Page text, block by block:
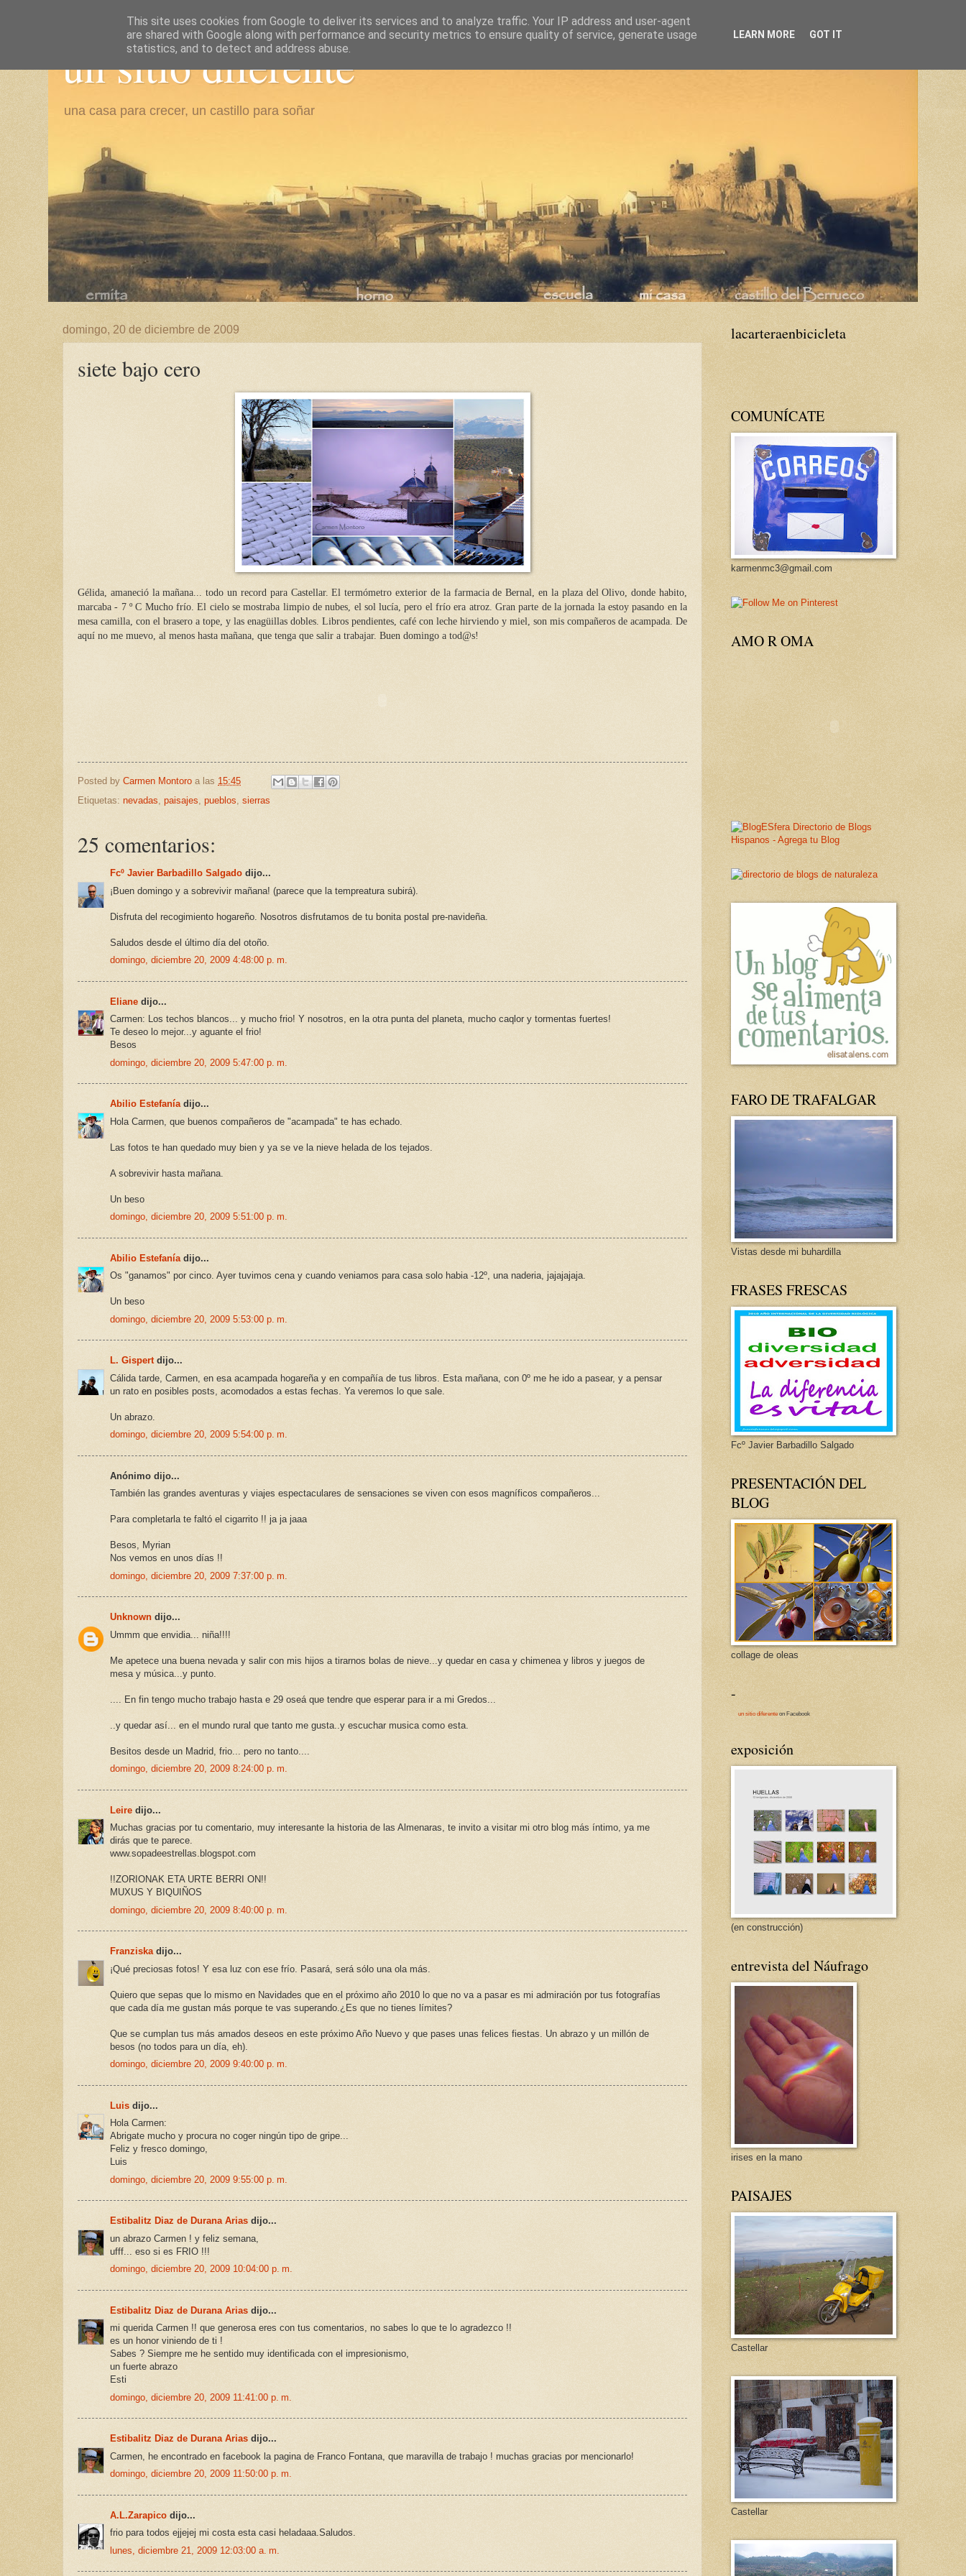
un sitio diferente
una casa para crecer, un castillo para soñar
domingo, 20 de diciembre de 2009
siete bajo cero
Gélida, amaneció la mañana... todo un record para Castellar. El termómetro exterior de la farmacia de Bernal, en la plaza del Olivo, donde habito,
marcaba - 7 º C Mucho frío. El cielo se mostraba limpio de nubes, el sol lucía, pero el frío era atroz. Gran parte de la jornada la estoy pasando en la
mesa camilla, con el brasero a tope, y las enagüillas dobles. Libros pendientes, café con leche hirviendo y miel, son mis compañeros de acampada. De
aquí no me muevo, al menos hasta mañana, que tenga que salir a trabajar. Buen domingo a tod@s!
Posted by Carmen Montoro a las 15:45
Etiquetas: nevadas paisajes pueblos sierras
25 comentarios:
Fcº Javier Barbadillo Salgado dijo...
¡Buen domingo y a sobrevivir mañana! (parece que la tempreatura subirá).
Disfruta del recogimiento hogareño. Nosotros disfrutamos de tu bonita postal pre-navideña.
Saludos desde el último día del otoño.
domingo, diciembre 20, 2009 4:48:00 p. m.
Eliane dijo...
Carmen: Los techos blancos... y mucho frio! Y nosotros, en la otra punta del planeta, mucho caqlor y tormentas fuertes!
Te deseo lo mejor...y aguante el frio!
Besos
domingo, diciembre 20, 2009 5:47:00 p. m.
Abilio Estefaníadijo...
Hola Carmen, que buenos compañeros de "acampada" te has echado.
Las fotos te han quedado muy bien y ya se ve la nieve helada de los tejados.
A sobrevivir hasta mañana.
Un beso
domingo, diciembre 20, 2009 5:51:00 p. m.
Abilio Estefanía dijo...
Os "ganamos" por cinco. Ayer tuvimos cena y cuando veniamos para casa solo habia -12º, una naderia, jajajajaja.
Un beso
domingo, diciembre 20, 2009 5:53:00 p. m.
L. Gispertdijo...
Cálida tarde, Carmen, en esa acampada hogareña y en compañía de tus libros. Esta mañana, con 0º me he ido a pasear, y a pensar
un rato en posibles posts, acomodados a estas fechas. Ya veremos lo que sale.
Un abrazo.
domingo, diciembre 20, 2009 5:54:00 p. m.
Anónimo dijo...
También las grandes aventuras y viajes espectaculares de sensaciones se viven con esos magníficos compañeros...
Para completarla te faltó el cigarrito !! ja ja jaaa
Besos, Myrian
Nos vemos en unos días !!
domingo, diciembre 20, 2009 7:37:00 p. m.
Unknown dijo...
Ummm que envidia... niña!!!!
Me apetece una buena nevada y salir con mis hijos a tirarnos bolas de nieve...y quedar en casa y chimenea y libros y juegos de
mesa y música...y punto.
.... En fin tengo mucho trabajo hasta e 29 oseá que tendre que esperar para ir a mi Gredos...
..y quedar así... en el mundo rural que tanto me gusta..y escuchar musica como esta.
Besitos desde un Madrid, frio... pero no tanto....
domingo, diciembre 20, 2009 8:24:00 p. m.
Leire dijo...
Muchas gracias por tu comentario, muy interesante la historia de las Almenaras, te invito a visitar mi otro blog más íntimo, ya me
dirás que te parece.
www.sopadeestrellas.blogspot.com
!!ZORIONAK ETA URTE BERRI ON!!
MUXUS Y BIQUIÑOS
domingo, diciembre 20, 2009 8:40:00 p. m.
Franziskadijo...
¡Qué preciosas fotos! Y esa luz con ese frío. Pasará, será sólo una ola más.
Quiero que sepas que lo mismo en Navidades que en el próximo año 2010 lo que no va a pasar es mi admiración por tus fotografías
que cada día me gustan más porque te vas superando.¿Es que no tienes límites?
Que se cumplan tus más amados deseos en este próximo Año Nuevo y que pases unas felices fiestas. Un abrazo y un millón de
besos (no todos para un día, eh).
domingo, diciembre 20, 2009 9:40:00 p. m.
Luis dijo...
Hola Carmen:
Abrigate mucho y procura no coger ningún tipo de gripe...
Feliz y fresco domingo,
Luis
domingo, diciembre 20, 2009 9:55:00 p. m.
Estibalitz Diaz de Durana Arias dijo...
un abrazo Carmen ! y feliz semana,
ufff... eso si es FRIO !!!
domingo, diciembre 20, 2009 10:04:00 p. m.
Estibalitz Diaz de Durana Arias dijo...
mi querida Carmen !! que generosa eres con tus comentarios, no sabes lo que te lo agradezco !!
es un honor viniendo de ti !
Sabes ? Siempre me he sentido muy identificada con el impresionismo,
un fuerte abrazo
Esti
domingo, diciembre 20, 2009 11:41:00 p. m.
Estibalitz Diaz de Durana Arias dijo...
Carmen, he encontrado en facebook la pagina de Franco Fontana, que maravilla de trabajo ! muchas gracias por mencionarlo!
domingo, diciembre 20, 2009 11:50:00 p. m.
A.L.Zarapico dijo...
frio para todos ejjejej mi costa esta casi heladaaa.Saludos.
lunes, diciembre 21, 2009 12:03:00 a. m.
lacarteraenbicicleta
COMUNÍCATE
karmenmc3@gmail.com
AMO R OMA
FARO DE TRAFALGAR
Vistas desde mi buhardilla
FRASES FRESCAS
Fcº Javier Barbadillo Salgado
PRESENTACIÓN DEL
BLOG
collage de oleas
-
un sitio diferente on Facebook
exposición
(en construcción)
entrevista del Náufrago
irises en la mano
PAISAJES
Castellar
Castellar
This site uses cookies from Google to deliver its services and to analyze traffic. Your IP address and user-agent
are shared with Google along with performance and security metrics to ensure quality of service, generate usage
statistics, and to detect and address abuse.
LEARN MORE GOT IT